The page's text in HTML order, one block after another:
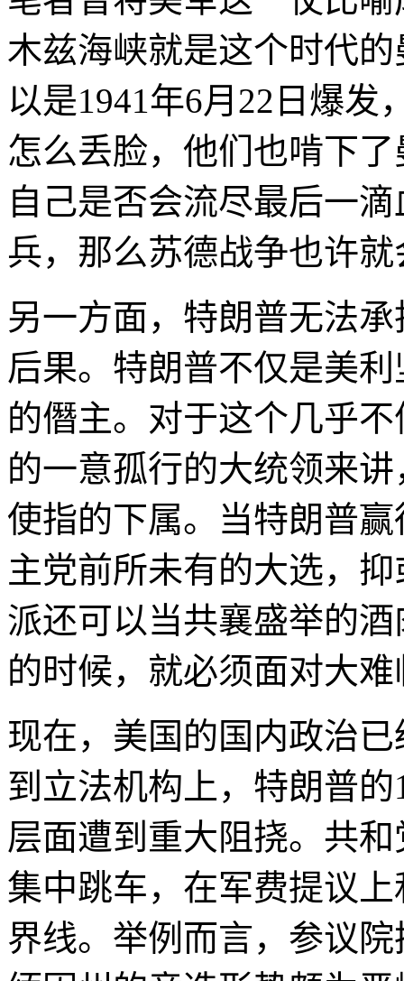
木兹海峡就是这个时代
以是1941年6月22日爆发
怎么丢脸，他们也啃下
自己是否会流尽最后一
兵，那么苏德战争也许
另一方面，特朗普无法
后果。特朗普不仅是美
的僭主。对于这个几乎
的一意孤行的大统领来
使指的下属。当特朗普
主党前所未有的大选，
派还可以当共襄盛举的
的时候，就必须面对大
现在，美国的国内政治
到立法机构上，特朗普
层面遭到重大阻挠。共
集中跳车，在军费提议
界线。举例而言，参议